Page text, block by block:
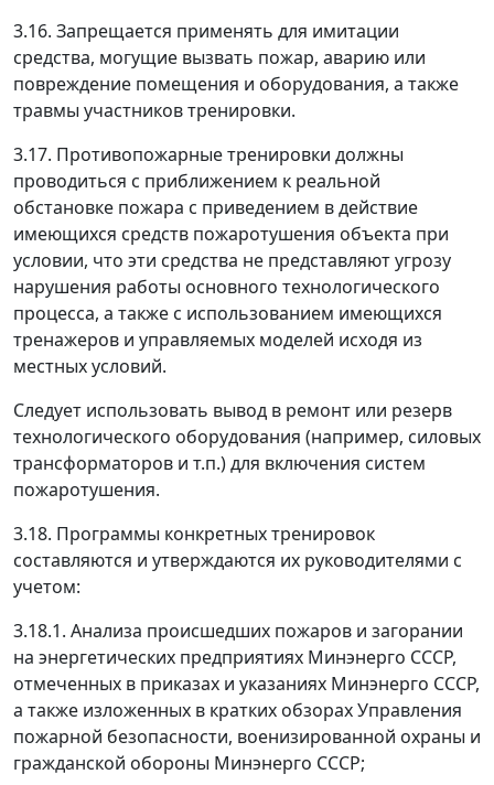
3.16. Запрещается применять для имитации
средства, могущие вызвать пожар, аварию или
повреждение помещения и оборудования, а также
травмы участников тренировки.
3.17. Противопожарные тренировки должны
проводиться с приближением к реальной
обстановке пожара с приведением в действие
имеющихся средств пожаротушения объекта при
условии, что эти средства не представляют угрозу
нарушения работы основного технологического
процесса, а также с использованием имеющихся
тренажеров и управляемых моделей исходя из
местных условий.
Следует использовать вывод в ремонт или резерв
технологического оборудования (например, силовых
трансформаторов и т.п.) для включения систем
пожаротушения.
3.18. Программы конкретных тренировок
составляются и утверждаются их руководителями с
учетом:
3.18.1. Анализа происшедших пожаров и загорании
на энергетических предприятиях Минэнерго СССР,
отмеченных в приказах и указаниях Минэнерго СССР,
а также изложенных в кратких обзорах Управления
пожарной безопасности, военизированной охраны и
гражданской обороны Минэнерго СССР;